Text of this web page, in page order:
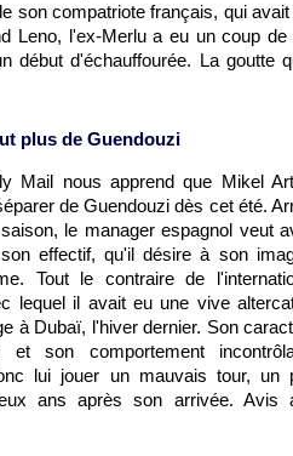
son compatriote français, qui
Leno, l'ex-Merlu a eu un coup
début d'échauffourée. La goutte
plus de Guendouzi
Mail nous apprend que Mikel
de Guendouzi dès cet été.
le manager espagnol veut
effectif, qu'il désire à son
Tout le contraire de
lequel il avait eu une vive
à Dubaï, l'hiver dernier. Son
et son comportement
lui jouer un mauvais tour, un
ans après son arrivée. Avis